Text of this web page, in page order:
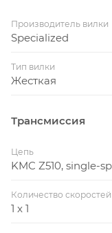
Производитель вилки
Specialized
Тип вилки
Жесткая
Трансмиссия
Цепь
KMC Z510, single-
Количество скоростей
1 x 1